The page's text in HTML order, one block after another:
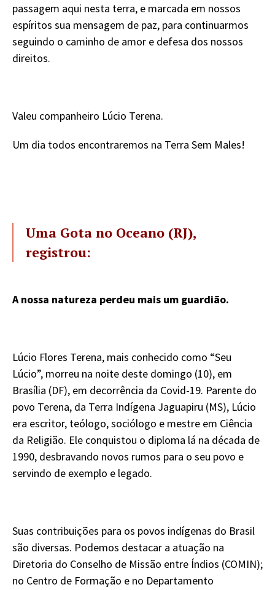
passagem aqui nesta terra, e marcada em nossos
espíritos sua mensagem de paz, para continuarmos
seguindo o caminho de amor e defesa dos nossos
direitos.
Valeu companheiro Lúcio Terena.
Um dia todos encontraremos na Terra Sem Males!
Uma Gota no Oceano (RJ),
registrou:
A nossa natureza perdeu mais um guardião.
Lúcio Flores Terena, mais conhecido como “Seu
Lúcio”, morreu na noite deste domingo (10), em
Brasília (DF), em decorrência da Covid-19. Parente do
povo Terena, da Terra Indígena Jaguapiru (MS), Lúcio
era escritor, teólogo, sociólogo e mestre em Ciência
da Religião. Ele conquistou o diploma lá na década de
1990, desbravando novos rumos para o seu povo e
servindo de exemplo e legado.
Suas contribuições para os povos indígenas do Brasil
são diversas. Podemos destacar a atuação na
Diretoria do Conselho de Missão entre Índios (COMIN);
no Centro de Formação e no Departamento